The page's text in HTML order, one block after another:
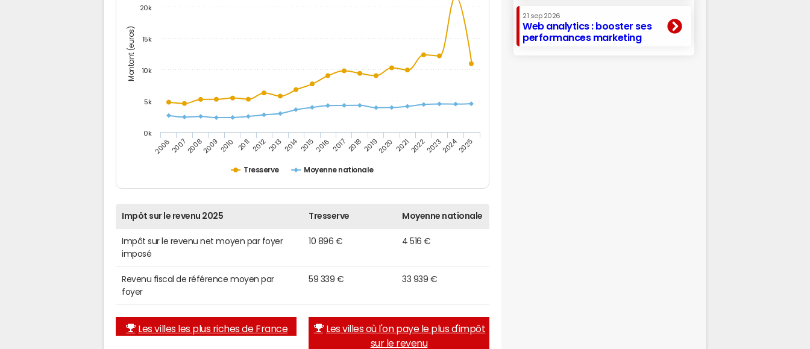
Montant (euros)
Tresserve Moyenne nationale
20062007200820092010 2011 201220132014 20152016 2017 201820192020 20212022202320242025
0k
5k
10k
15k
20k
Impôt sur le revenu 2025 Tresserve Moyenne nationale
Impôt sur le revenu net moyen par foyer
imposé
10 896 € 4 516 €
Revenu fiscal de référence moyen par
foyer
59 339 € 33 939 €
Les villes les plus riches de France
Les villes où l'on paye le plus d'impôt
sur le revenu
21 sep 2026
Web analytics : booster ses
performances marketing